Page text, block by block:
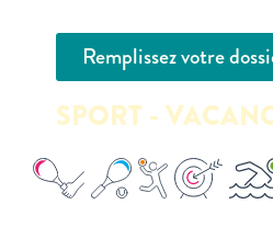
Remplissez votre
SPORT -